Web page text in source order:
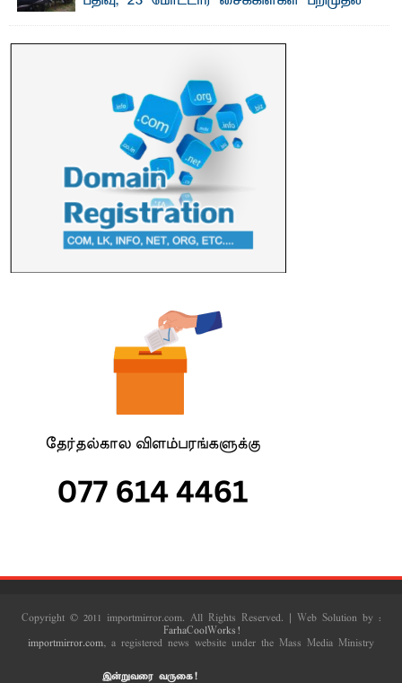
Copyright © 2011 importmirror.com. All Rights Reserved. | Web Solution by :
FarhaCoolWorks!
importmirror.com, a registered news website under the Mass Media Ministry
இன்றுவரை வருகை!